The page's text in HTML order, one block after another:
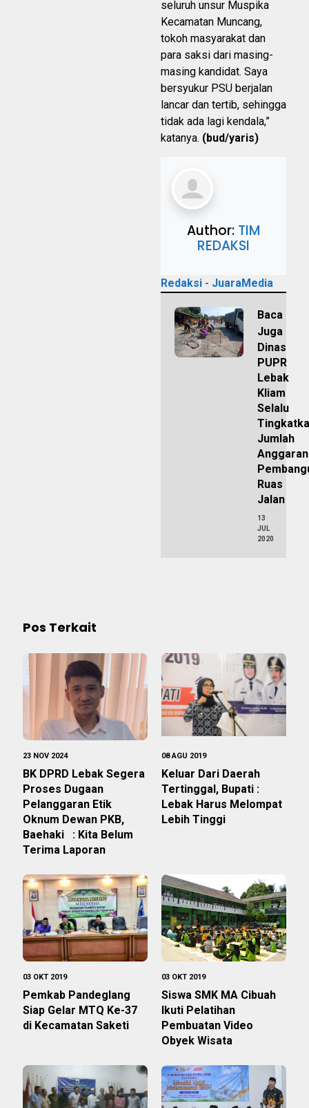
seluruh unsur Muspika
Kecamatan Muncang,
tokoh masyarakat dan
para saksi dari masing-
masing kandidat. Saya
bersyukur PSU berjalan
lancar dan tertib, sehingga
tidak ada lagi kendala,”
katanya. (bud/yaris)
Author: TIM
REDAKSI
Redaksi - JuaraMedia
Baca
Juga
Dinas
PUPR
Lebak
Kliam
Selalu
Jumlah
Anggaran
Ruas
Jalan
13
JUL
2020
Pos Terkait
23 NOV 2024
BK DPRD Lebak Segera
Proses Dugaan
Pelanggaran Etik
Oknum Dewan PKB,
Baehaki : Kita Belum
Terima Laporan
08 AGU 2019
Keluar Dari Daerah
Tertinggal, Bupati :
Lebak Harus Melompat
Lebih Tinggi
03 OKT 2019
Pemkab Pandeglang
Siap Gelar MTQ Ke-37
di Kecamatan Saketi
03 OKT 2019
Siswa SMK MA Cibuah
Ikuti Pelatihan
Pembuatan Video
Obyek Wisata